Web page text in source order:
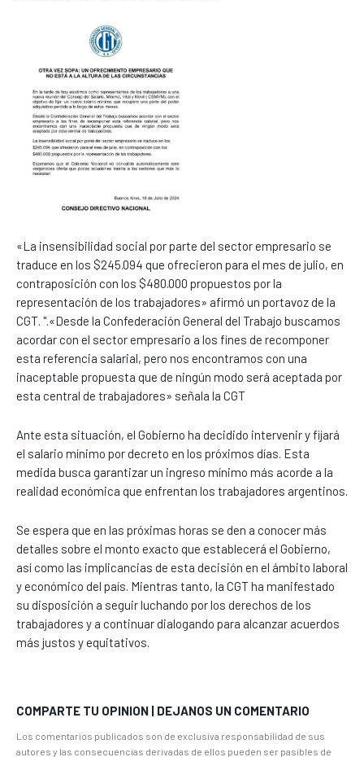
«La insensibilidad social por parte del sector empresario se
traduce en los $245.094 que ofrecieron para el mes de julio, en
contraposición con los $480.000 propuestos por la
representación de los trabajadores» afirmó un portavoz de la
CGT. ".«Desde la Confederación General del Trabajo buscamos
acordar con el sector empresario a los fines de recomponer
esta referencia salarial, pero nos encontramos con una
inaceptable propuesta que de ningún modo será aceptada por
esta central de trabajadores» señala la CGT
Ante esta situación, el Gobierno ha decidido intervenir y fijará
el salario mínimo por decreto en los próximos días. Esta
medida busca garantizar un ingreso mínimo más acorde a la
realidad económica que enfrentan los trabajadores argentinos.
Se espera que en las próximas horas se den a conocer más
detalles sobre el monto exacto que establecerá el Gobierno,
así como las implicancias de esta decisión en el ámbito laboral
y económico del país. Mientras tanto, la CGT ha manifestado
su disposición a seguir luchando por los derechos de los
trabajadores y a continuar dialogando para alcanzar acuerdos
más justos y equitativos.
COMPARTE TU OPINION | DEJANOS UN COMENTARIO
Los comentarios publicados son de exclusiva responsabilidad de sus
autores y las consecuencias derivadas de ellos pueden ser pasibles de